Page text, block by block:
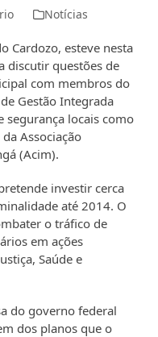
Notícias
Cardozo, esteve nesta
discutir questões de
com membros do
Gestão Integrada
segurança locais como
Associação
(Acim).
investir cerca
até 2014. O
o tráfico de
em ações
Saúde e
do governo federal
dos planos que o